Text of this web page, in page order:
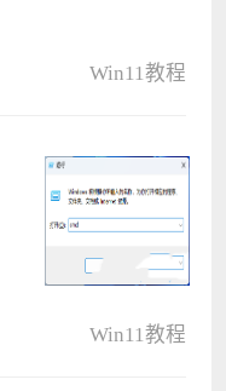
Win11教程
Win11教程